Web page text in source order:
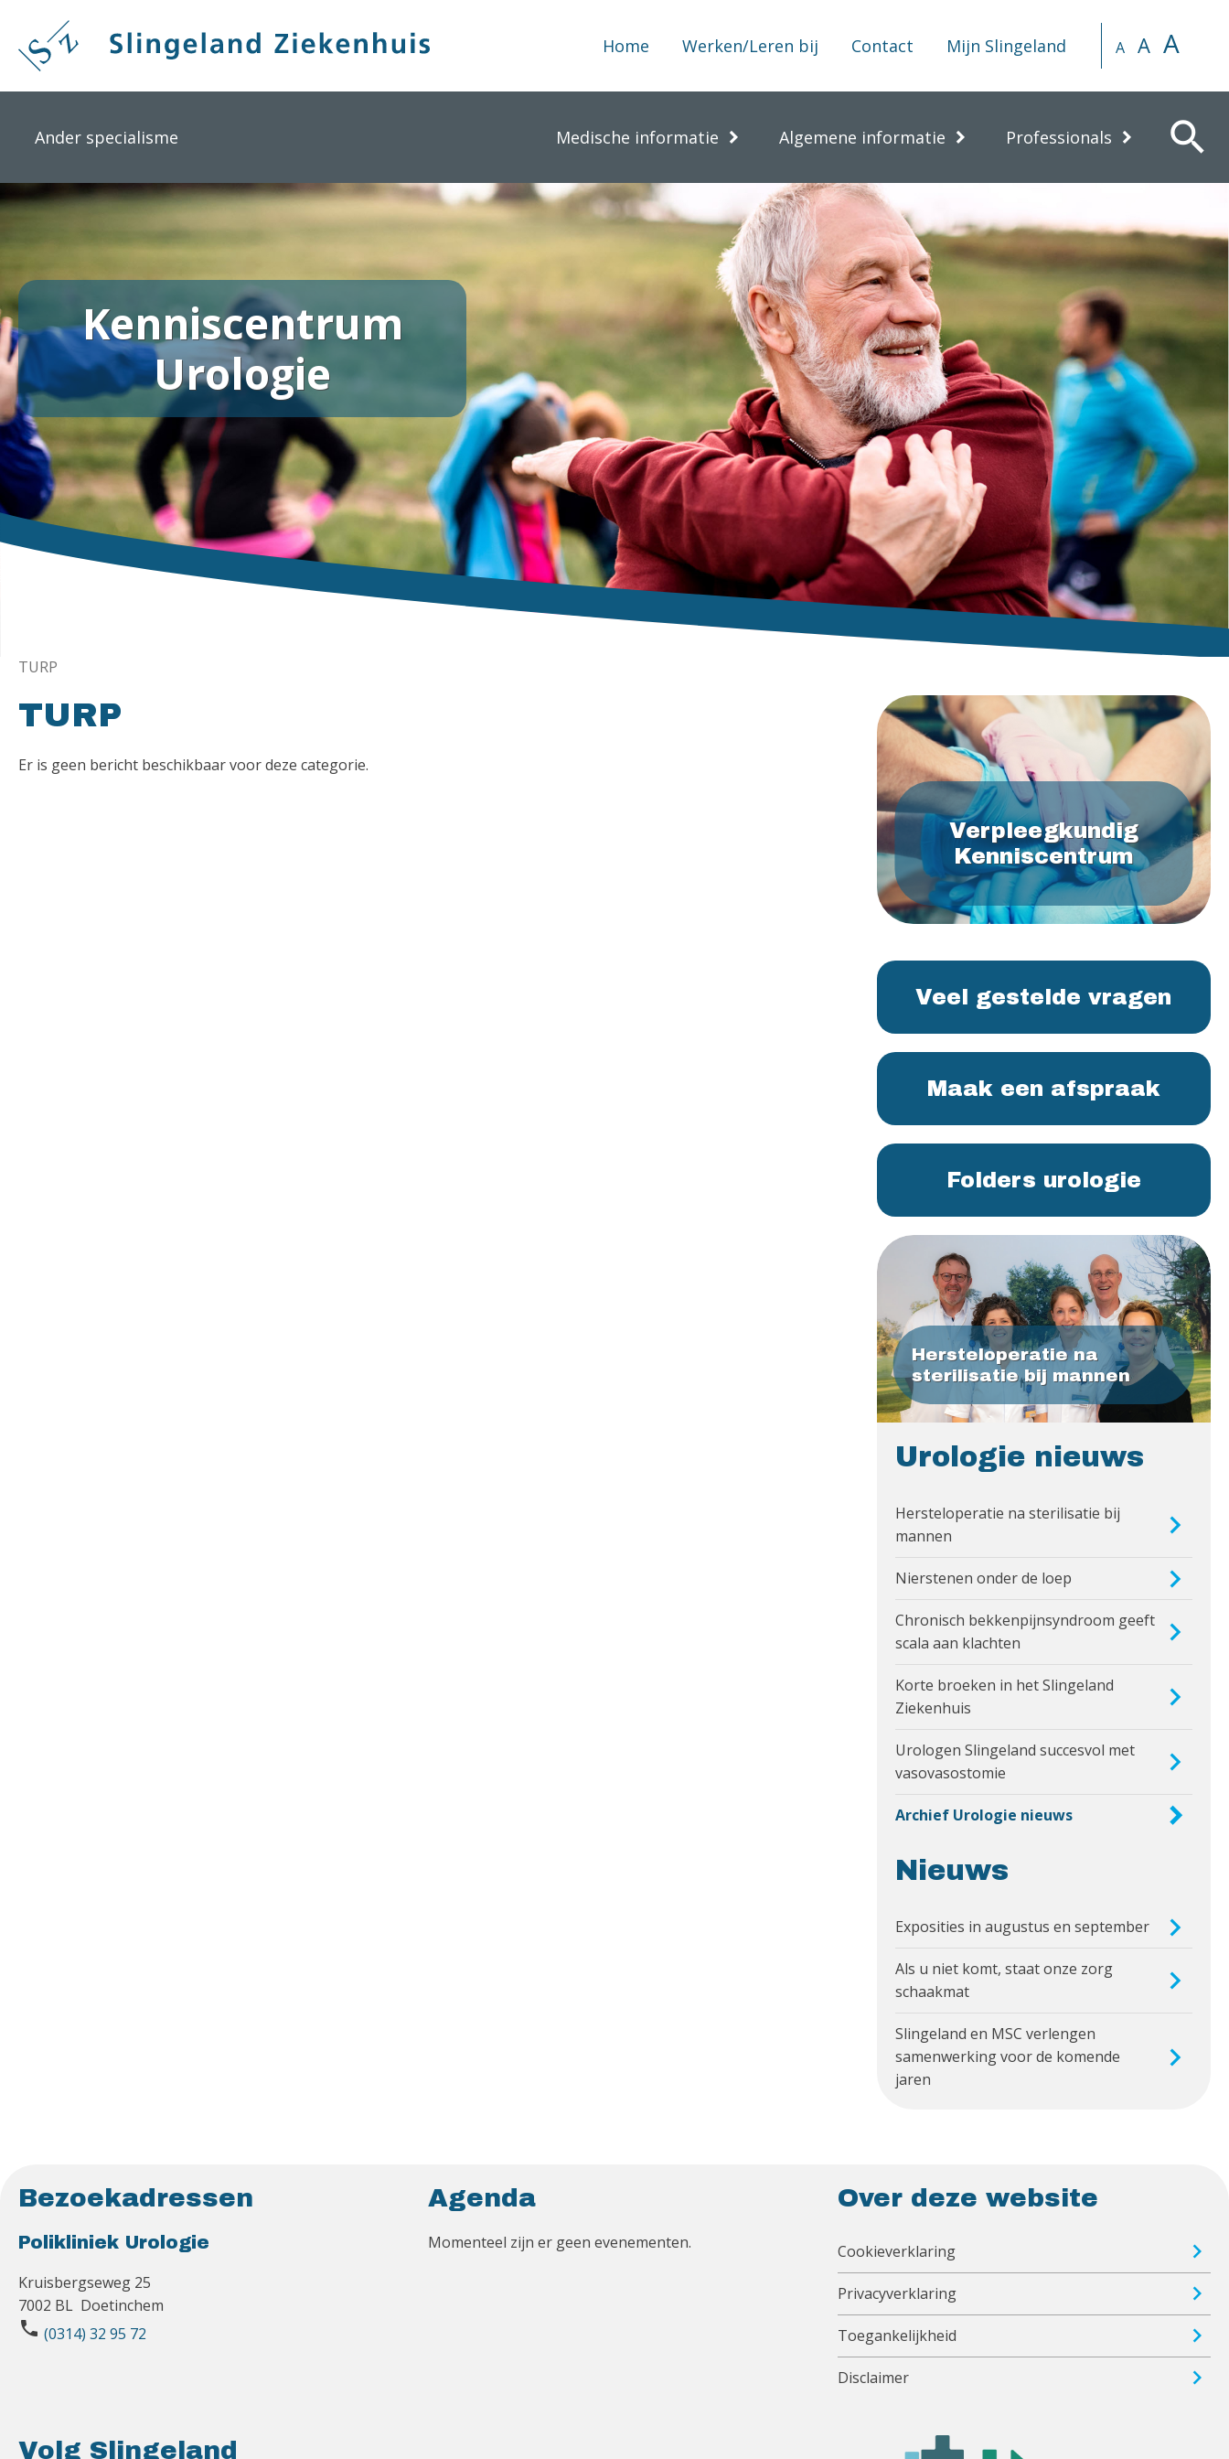
naar
Home Werken/Leren bij Contact Mijn Slingeland A A A
Ander specialisme Medische informatie Algemene informatie Professionals search
Kenniscentrum
Urologie
TURP
TURP
Er is geen bericht beschikbaar voor deze categorie.
Verpleegkundig
Kenniscentrum
Veel gestelde vragen
Maak een afspraak
Folders urologie
Hersteloperatie na
sterilisatie bij mannen
Urologie nieuws
Hersteloperatie na sterilisatie bij
mannen
Nierstenen onder de loep
Chronisch bekkenpijnsyndroom geeft
scala aan klachten
Korte broeken in het Slingeland
Ziekenhuis
Urologen Slingeland succesvol met
vasovasostomie
Archief Urologie nieuws
Nieuws
Exposities in augustus en september
Als u niet komt, staat onze zorg
schaakmat
Slingeland en MSC verlengen
samenwerking voor de komende
jaren
Bezoekadressen
Polikliniek Urologie
Kruisbergseweg 25
7002 BL Doetinchem
phone (0314) 32 95 72
Volg Slingeland
Agenda
Momenteel zijn er geen evenementen.
Over deze website
Cookieverklaring
Privacyverklaring
Toegankelijkheid
Disclaimer